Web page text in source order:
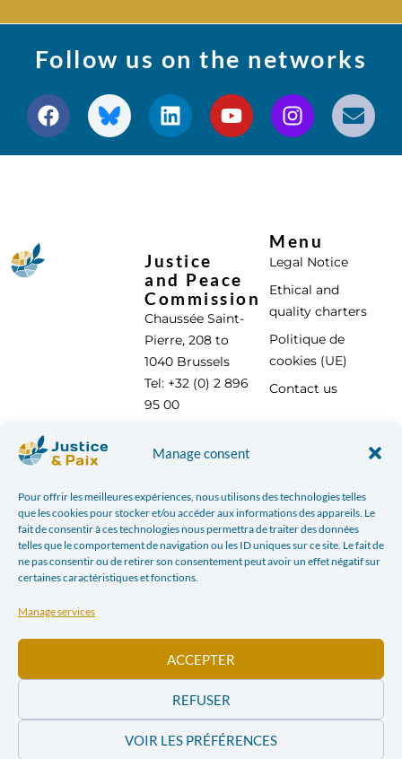
Manage consent
Pour offrir les meilleures expériences, nous utilisons des technologies telles
que les cookies pour stocker et/ou accéder aux informations des appareils. Le
fait de consentir à ces technologies nous permettra de traiter des données
telles que le comportement de navigation ou les ID uniques sur ce site. Le fait de
ne pas consentir ou de retirer son consentement peut avoir un effet négatif sur
certaines caractéristiques et fonctions.
Manage services
ACCEPTER
REFUSER
VOIR LES PRÉFÉRENCES
Follow us on the networks
Justice
and Peace
Commission
Chaussée Saint-
Pierre, 208 to
1040 Brussels
Tel: +32 (0) 2 896
95 00
Menu
Legal Notice
Ethical and
quality charters
Politique de
cookies (UE)
Contact us
With the support of :
| JUSTICE & PEACE – CHAUSSÉE SAINT-PIERRE, 208 AT 1040 BRUSSELS TEL: